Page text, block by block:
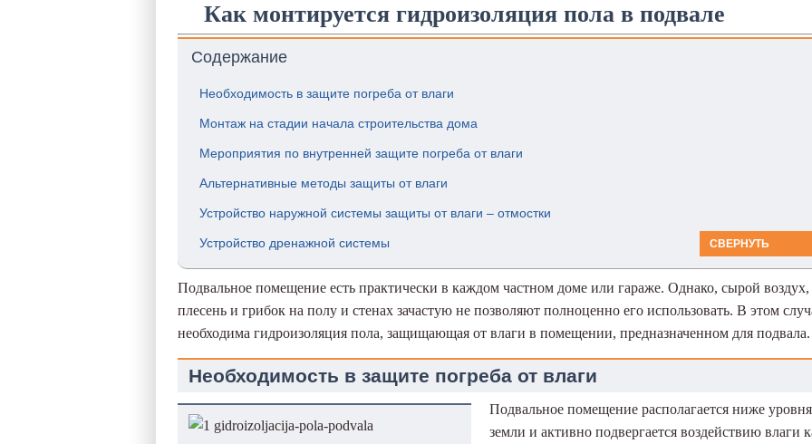
Как монтируется гидроизоляция пола в подвале
Содержание
Необходимость в защите погреба от влаги
Монтаж на стадии начала строительства дома
Мероприятия по внутренней защите погреба от влаги
Альтернативные методы защиты от влаги
Устройство наружной системы защиты от влаги – отмостки
Устройство дренажной системы СВЕРНУТЬ
Подвальное помещение есть практически в каждом частном доме или гараже. Однако, сырой воздух,
плесень и грибок на полу и стенах зачастую не позволяют полноценно его использовать. В этом
необходима гидроизоляция пола, защищающая от влаги в помещении, предназначенном для подвала.
Необходимость в защите погреба от влаги
Подвальное помещение располагается ниже уровня
земли и активно подвергается воздействию влаги